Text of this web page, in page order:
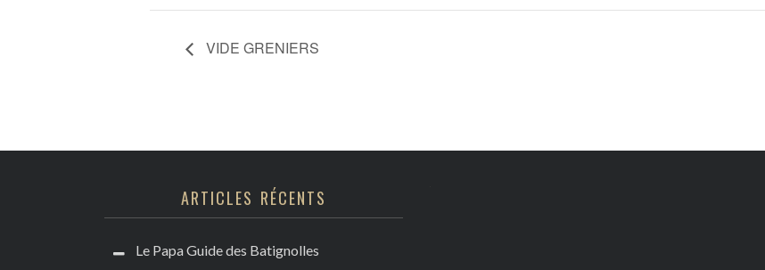
VIDE GRENIERS
ARTICLES RÉCENTS
Le Papa Guide des Batignolles